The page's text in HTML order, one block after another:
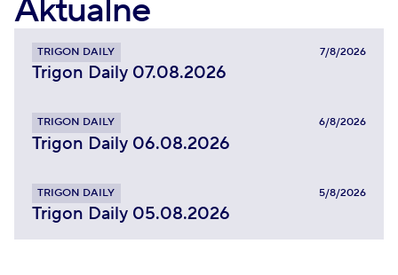
Aktualne
TRIGON DAILY 7/8/2026
Trigon Daily 07.08.2026
TRIGON DAILY 6/8/2026
Trigon Daily 06.08.2026
TRIGON DAILY 5/8/2026
Trigon Daily 05.08.2026